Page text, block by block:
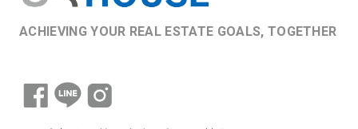
ACHIEVING YOUR REAL ESTATE GOALS, TOGETHER